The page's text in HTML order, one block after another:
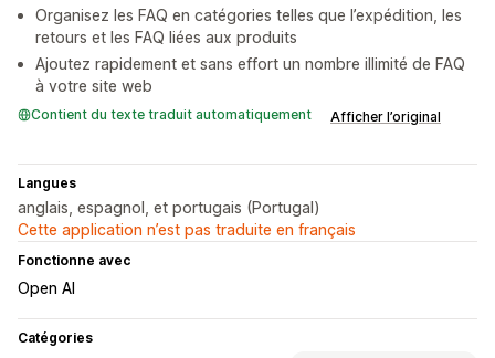
Organisez les FAQ en catégories telles que l’expédition, les
retours et les FAQ liées aux produits
Ajoutez rapidement et sans effort un nombre illimité de FAQ
à votre site web
Contient du texte traduit automatiquement Afficher l’original
Langues
anglais, espagnol, et portugais (Portugal)
Cette application n’est pas traduite en français
Fonctionne avec
Open AI
Catégories